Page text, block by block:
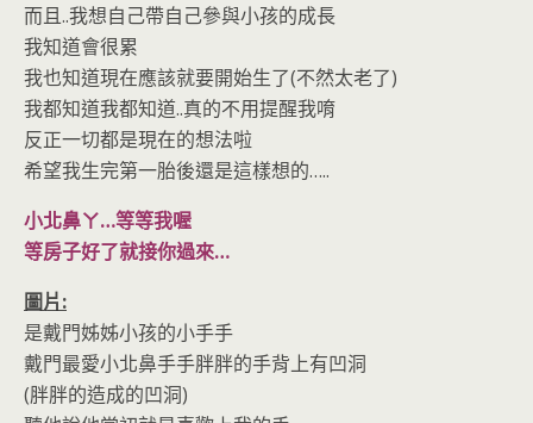
而且..我想自己帶自己參與小孩的成長
我知道會很累
我也知道現在應該就要開始生了(不然太老了)
我都知道我都知道..真的不用提醒我唷
反正一切都是現在的想法啦
希望我生完第一胎後還是這樣想的…..
小北鼻ㄚ…等等我喔
等房子好了就接你過來…
圖片:
是戴門姊姊小孩的小手手
戴門最愛小北鼻手手胖胖的手背上有凹洞
(胖胖的造成的凹洞)